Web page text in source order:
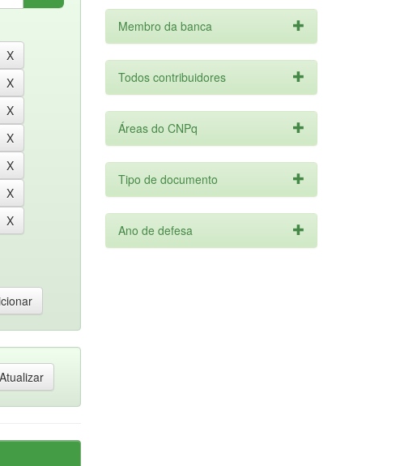
Membro da banca
Todos contribuidores
Áreas do CNPq
Tipo de documento
Ano de defesa